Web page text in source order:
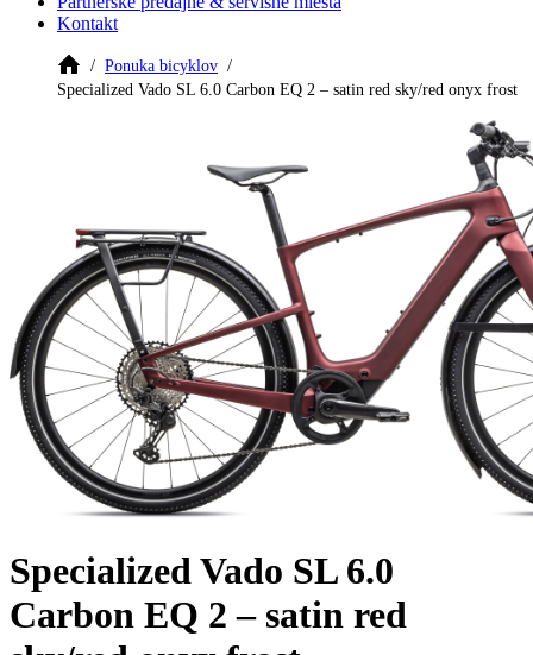
Kontakt
Ponuka bicyklov
Specialized Vado SL 6.0 Carbon EQ 2 – satin red sky/red onyx frost
Specialized Vado SL 6.0
Carbon EQ 2 – satin red